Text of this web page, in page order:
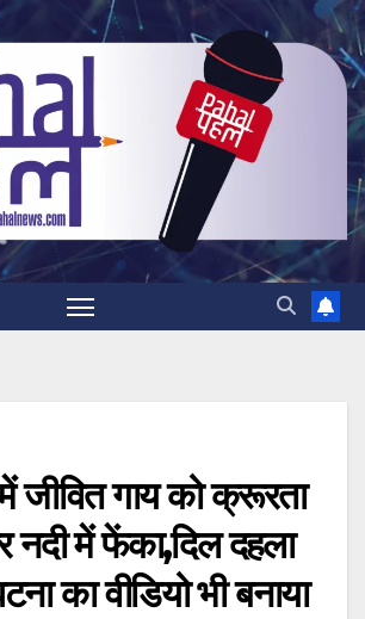
जीवित गाय को क्रूरता
नदी में फेंका,दिल दहला
का वीडियो भी बनाया